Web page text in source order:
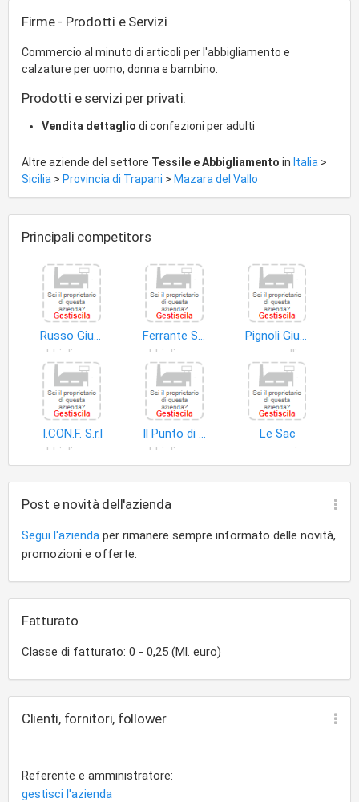
Firme - Prodotti e Servizi
Commercio al minuto di articoli per l'abbigliamento e
calzature per uomo, donna e bambino.
Prodotti e servizi per privati:
Vendita dettaglio di confezioni per adulti
Altre aziende del settore Tessile e Abbigliamento in Italia >
Sicilia > Provincia di Trapani > Mazara del Vallo
Principali competitors
Russo Giuseppe
Ferrante S.r.l
Pignoli Giuseppe
cappelli
I.CON.F. S.r.l
Il Punto di Roccafiorita Ludovico e C. S.a.s
Le Sac
Post e novità dell'azienda
Segui l'azienda per rimanere sempre informato delle novità,
promozioni e offerte.
Fatturato
Classe di fatturato: 0 - 0,25 (Ml. euro)
Clienti, fornitori, follower
Referente e amministratore:
gestisci l'azienda